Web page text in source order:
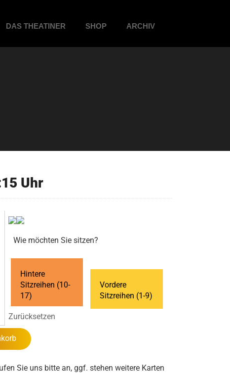
DAS THEATINER SHOP ARCHIV
Uhr
Wie möchten Sie sitzen?
Hintere
Sitzreihen (10-
17)
Vordere
Sitzreihen (1-9)
Zurücksetzen
Sie uns bitte an, ggf. stehen weitere Karten